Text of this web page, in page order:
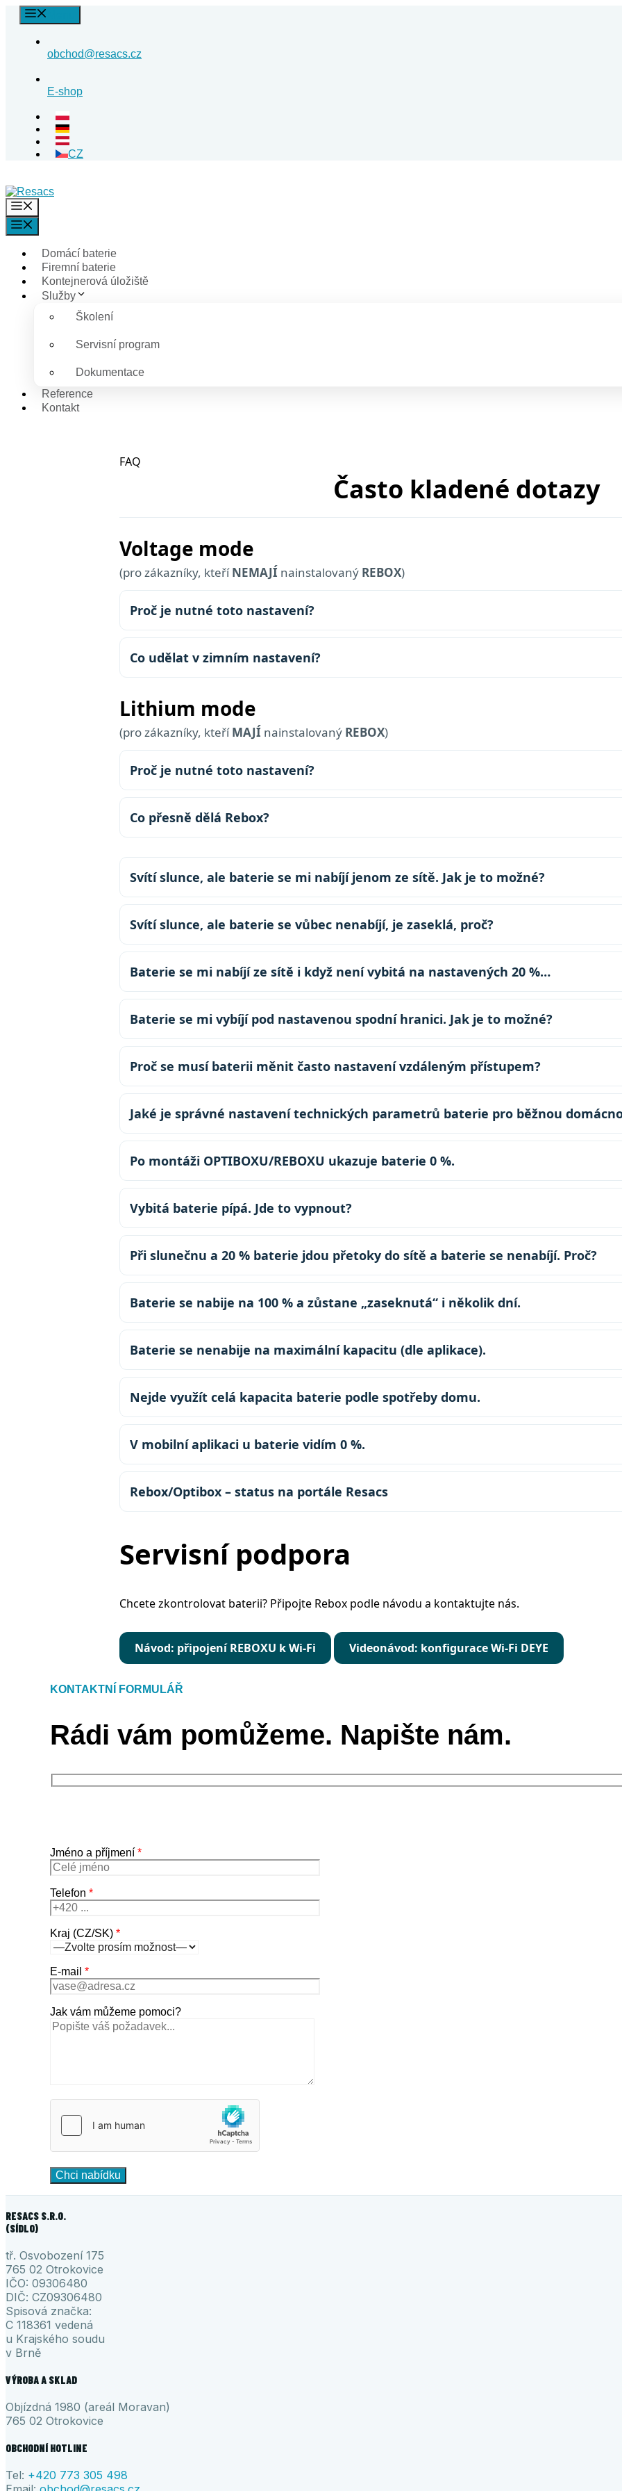
Přeskočit
obchod@resacs.cz
E-shop
CZ
Domácí baterie
Firemní baterie
Kontejnerová úložiště
Služby
Školení
Servisní program
Dokumentace
Reference
Kontakt
FAQ
Často kladené dotazy
Voltage mode
(pro zákazníky, kteříNEMAJÍ nainstalovaný REBOX)
Proč je nutné toto nastavení?
Co udělat v zimním nastavení?
Lithium mode
(pro zákazníky, kteříMAJÍ nainstalovaný REBOX)
Proč je nutné toto nastavení?
Co přesně dělá Rebox?
Svítí slunce, ale baterie se mi nabíjí jenom ze sítě. Jak je to možné?
Svítí slunce, ale baterie se vůbec nenabíjí, je zaseklá, proč?
Návod pro restart FVE Deye s baterií
Baterie se mi nabíjí ze sítě i když není vybitá na nastavených 20 %…
Baterie se mi vybíjí pod nastavenou spodní hranici. Jak je to možné?
Proč se musí baterii měnit často nastavení vzdáleným přístupem?
Jaké je správné nastavení technických parametrů baterie pro běžnou
Po montáži OPTIBOXU/REBOXU ukazuje baterie 0 %.
Vybitá baterie pípá. Jde to vypnout?
Při slunečnu a 20 % baterie jdou přetoky do sítě a baterie se nenabíjí. Proč?
Baterie se nabije na 100 % a zůstane „zaseknutá“ i několik dní.
Baterie se nenabije na maximální kapacitu (dle aplikace).
Nejde využít celá kapacita baterie podle spotřeby domu.
V mobilní aplikaci u baterie vidím 0 %.
Rebox/Optibox – status na portále Resacs
Servisní podpora
Chcete zkontrolovat baterii? Připojte Rebox podle návodu a kontaktujte nás.
Návod: připojení REBOXU k Wi-Fi Videonávod: konfigurace Wi-Fi DEYE
KONTAKTNÍ FORMULÁŘ
Rádi vám pomůžeme. Napište nám.
Jméno a příjmení *
Telefon *
Kraj (CZ/SK) *
E-mail *
Jak vám můžeme pomoci?
RESACS S.R.O.
(SÍDLO)
tř. Osvobození 175
765 02 Otrokovice
IČO: 09306480
DIČ: CZ09306480
Spisová značka:
C 118361 vedená
u Krajského soudu
v Brně
VÝROBA A SKLAD
Objízdná 1980 (areál Moravan)
765 02 Otrokovice
OBCHODNÍ HOTLINE
Tel: +420 773 305 498